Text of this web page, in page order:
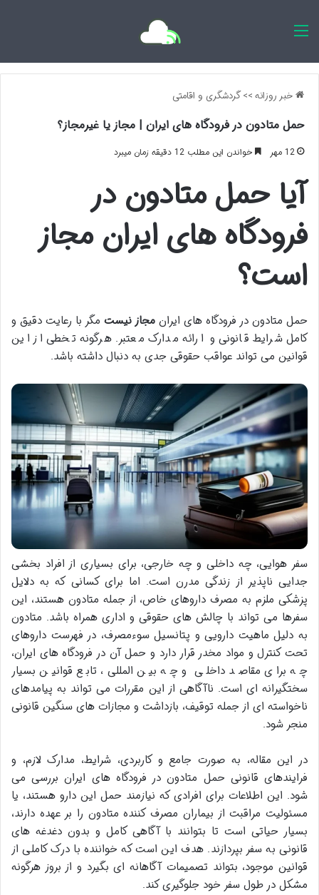
خبر روزانه>>گردشگری و اقامتی
حمل متادون در فرودگاه های ایران | مجاز یا غیرمجاز؟
12 مهر خواندن این مطلب 12 دقیقه زمان میبرد
آیا حمل متادون در
فرودگاه های ایران مجاز
است؟
حمل متادون در فرودگاه های ایران مجاز نیست مگر با رعایت دقیق و
کامل شرایط قانونی و ارائه مدارک معتبر. هرگونه تخطی از این
قوانین می تواند عواقب حقوقی جدی به دنبال داشته باشد.
سفر هوایی، چه داخلی و چه خارجی، برای بسیاری از افراد بخشی
جدایی ناپذیر از زندگی مدرن است. اما برای کسانی که به دلایل
پزشکی ملزم به مصرف داروهای خاص، از جمله متادون هستند، این
سفرها می تواند با چالش های حقوقی و اداری همراه باشد. متادون
به دلیل ماهیت دارویی و پتانسیل سوءمصرف، در فهرست داروهای
تحت کنترل و مواد مخدر قرار دارد و حمل آن در فرودگاه های ایران،
چه برای مقاصد داخلی و چه بین المللی، تابع قوانین بسیار
سختگیرانه ای است. ناآگاهی از این مقررات می تواند به پیامدهای
ناخواسته ای از جمله توقیف، بازداشت و مجازات های سنگین قانونی
منجر شود.
در این مقاله، به صورت جامع و کاربردی، شرایط، مدارک لازم، و
فرایندهای قانونی حمل متادون در فرودگاه های ایران بررسی می
شود. این اطلاعات برای افرادی که نیازمند حمل این دارو هستند، یا
مسئولیت مراقبت از بیماران مصرف کننده متادون را بر عهده دارند،
بسیار حیاتی است تا بتوانند با آگاهی کامل و بدون دغدغه های
قانونی به سفر بپردازند. هدف این است که خواننده با درک کاملی از
قوانین موجود، بتواند تصمیمات آگاهانه ای بگیرد و از بروز هرگونه
مشکل در طول سفر خود جلوگیری کند.